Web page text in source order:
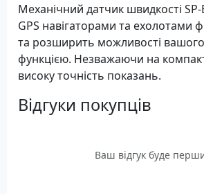
Механічний датчик швидкості SP-
GPS навігаторами та ехолотами
та розширить можливості
функцією. Незважаючи на
високу точність показань.
Відгуки покупців
Ваш відгук буде